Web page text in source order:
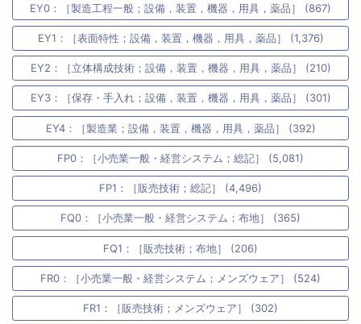
EY0：［製造工程一般；設備，装置，機器，用具，薬品］ (867)
EY1：［表面特性；設備，装置，機器，用具，薬品］ (1,376)
EY2：［立体構成技術；設備，装置，機器，用具，薬品］ (210)
EY3：［保存・手入れ；設備，装置，機器，用具，薬品］ (301)
EY4：［製造業；設備，装置，機器，用具，薬品］ (392)
FP0：［小売業一般・経営システム；総記］ (5,081)
FP1：［販売技術；総記］ (4,496)
FQ0：［小売業一般・経営システム；布地］ (365)
FQ1：［販売技術；布地］ (206)
FR0：［小売業一般・経営システム；メンズウェア］ (524)
FR1：［販売技術；メンズウェア］ (302)